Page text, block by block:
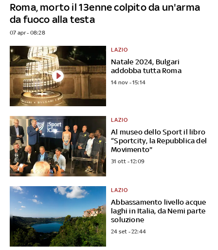
Roma, morto il 13enne colpito da un'arma
da fuoco alla testa
07 apr - 08:28
Natale 2024, Bulgari
addobba tutta Roma
LAZIO
14 nov - 15:14
Al museo dello Sport il libro
“Sportcity, la Repubblica del
Movimento"
LAZIO
31 ott - 12:09
Abbassamento livello acque
laghi in Italia, da Nemi parte
soluzione
LAZIO
24 set - 22:44